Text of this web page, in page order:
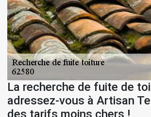
La recherche de fuite de
adressez-vous à Artisan
des tarifs moins chers !